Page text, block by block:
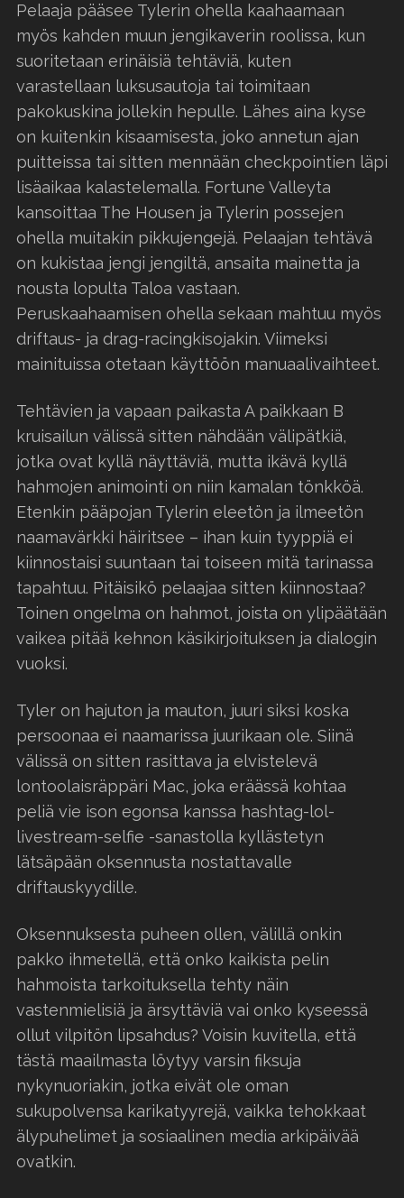
Pelaaja pääsee Tylerin ohella kaahaamaan
myös kahden muun jengikaverin roolissa, kun
suoritetaan erinäisiä tehtäviä, kuten
varastellaan luksusautoja tai toimitaan
pakokuskina jollekin hepulle. Lähes aina kyse
on kuitenkin kisaamisesta, joko annetun ajan
puitteissa tai sitten mennään checkpointien läpi
lisäaikaa kalastelemalla. Fortune Valleyta
kansoittaa The Housen ja Tylerin possejen
ohella muitakin pikkujengejä. Pelaajan tehtävä
on kukistaa jengi jengiltä, ansaita mainetta ja
nousta lopulta Taloa vastaan.
Peruskaahaamisen ohella sekaan mahtuu myös
driftaus- ja drag-racingkisojakin. Viimeksi
mainituissa otetaan käyttöön manuaalivaihteet.
Tehtävien ja vapaan paikasta A paikkaan B
kruisailun välissä sitten nähdään välipätkiä,
jotka ovat kyllä näyttäviä, mutta ikävä kyllä
hahmojen animointi on niin kamalan tönkköä.
Etenkin pääpojan Tylerin eleetön ja ilmeetön
naamavärkki häiritsee – ihan kuin tyyppiä ei
kiinnostaisi suuntaan tai toiseen mitä tarinassa
tapahtuu. Pitäisikö pelaajaa sitten kiinnostaa?
Toinen ongelma on hahmot, joista on ylipäätään
vaikea pitää kehnon käsikirjoituksen ja dialogin
vuoksi.
Tyler on hajuton ja mauton, juuri siksi koska
persoonaa ei naamarissa juurikaan ole. Siinä
välissä on sitten rasittava ja elvistelevä
lontoolaisräppäri Mac, joka eräässä kohtaa
peliä vie ison egonsa kanssa hashtag-lol-
livestream-selfie -sanastolla kyllästetyn
lätsäpään oksennusta nostattavalle
driftauskyydille.
Oksennuksesta puheen ollen, välillä onkin
pakko ihmetellä, että onko kaikista pelin
hahmoista tarkoituksella tehty näin
vastenmielisiä ja ärsyttäviä vai onko kyseessä
ollut vilpitön lipsahdus? Voisin kuvitella, että
tästä maailmasta löytyy varsin fiksuja
nykynuoriakin, jotka eivät ole oman
sukupolvensa karikatyyrejä, vaikka tehokkaat
älypuhelimet ja sosiaalinen media arkipäivää
ovatkin.